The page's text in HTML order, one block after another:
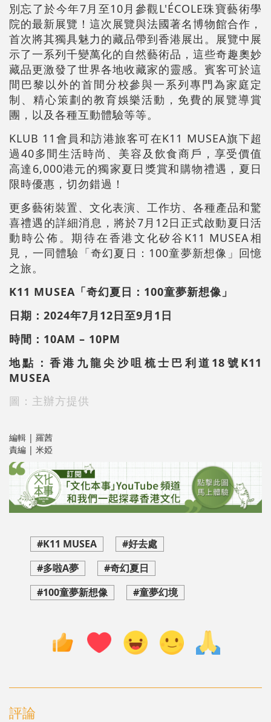
別忘了於今年7月至10月參觀L'ÉCOLE珠寶藝術學
院的最新展覽！這次展覽與法國著名博物館合作，
首次將其獨具魅力的藏品帶到香港展出。展覽中展
示了一系列千變萬化的自然藝術品，這些奇趣奧妙
藏品更激發了世界各地收藏家的靈感。賓客可於這
間巴黎以外的首間分校參與一系列專門為家庭定
制、精心策劃的教育娛樂活動，免費的展覽導賞
團，以及各種互動體驗等等。
KLUB 11會員和訪港旅客可在K11 MUSEA旗下超
過40多間生活時尚、美容及飲食商戶，享受價值
高達6,000港元的獨家夏日獎賞和購物禮遇，夏日
限時優惠，切勿錯過！
更多藝術裝置、文化表演、工作坊、各種產品和驚
喜禮遇的詳細消息，將於7月12日正式啟動夏日活
動時公佈。期待在香港文化矽谷K11 MUSEA相
見，一同體驗「奇幻夏日：100童夢新想像」回憶
之旅。
K11 MUSEA「奇幻夏日：100童夢新想像」
日期：2024年7月12日至9月1日
時間：10AM – 10PM
地點：香港九龍尖沙咀梳士巴利道18號K11
MUSEA
圖：主辦方提供
編輯 | 羅茜
責編 | 米婭
#K11 MUSEA
#好去處
#多啦A夢
#奇幻夏日
#100童夢新想像
#童夢幻境
評論